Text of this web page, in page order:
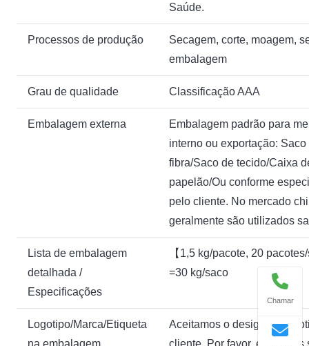
Saúde.
Processos de produção
Secagem, corte, moagem,
embalagem
Grau de qualidade Classificação AAA
Embalagem externa
Embalagem padrão para
interno ou exportação: Saco
fibra/Saco de tecido/Caixa
papelão/Ou conforme
pelo cliente. No mercado
geralmente são utilizados
Lista de embalagem
detalhada /
Especificações
【1,5 kg/pacote, 20
=30 kg/saco
Logotipo/Marca/Etiqueta
na embalagem
Aceitamos o design do
cliente. Por favor, envie-nos
Chamar